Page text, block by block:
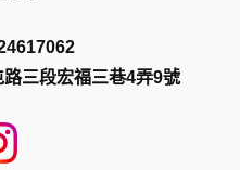
三段宏福三巷4弄9號